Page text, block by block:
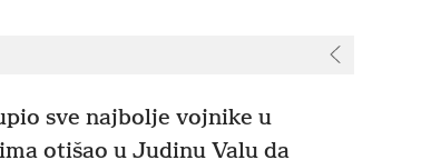
sve najbolje vojnike u
otišao u Judinu Valu da